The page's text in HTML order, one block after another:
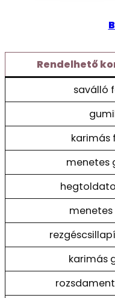
Rendelhető
saválló
karimás
menetes
karimás